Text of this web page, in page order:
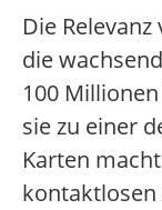
Die
die
100
sie zu einer
Karten
kontaktlosen